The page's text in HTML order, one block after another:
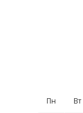
Пн Вт